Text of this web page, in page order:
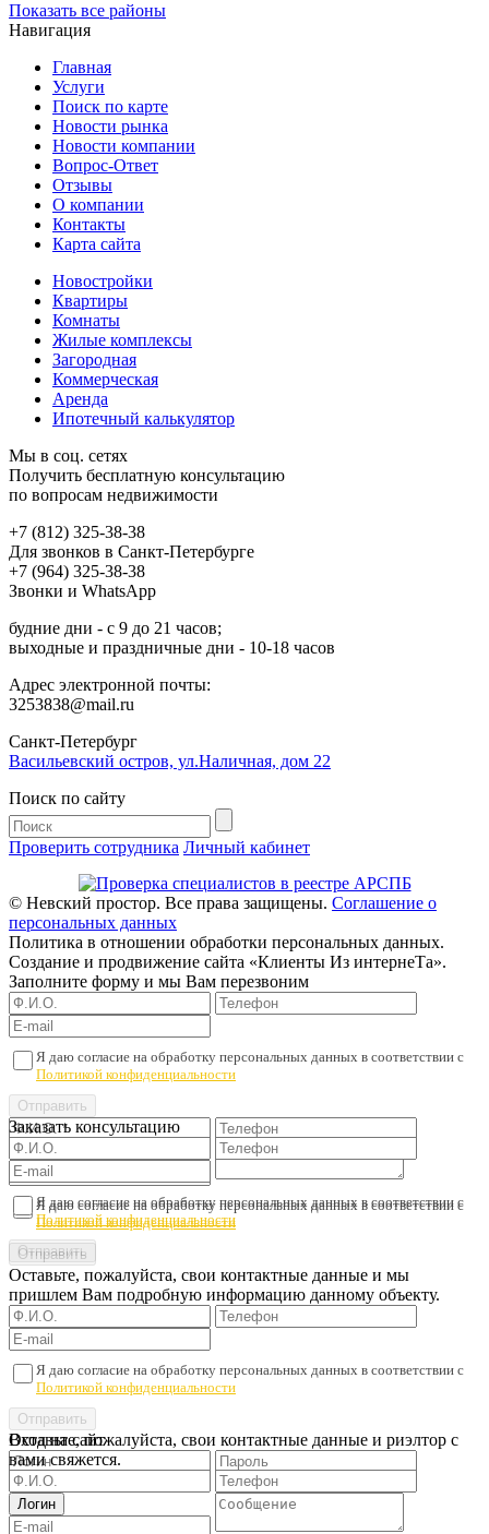
Показать все районы
Навигация
Главная
Услуги
Поиск по карте
Новости рынка
Новости компании
Вопрос-Ответ
Отзывы
О компании
Контакты
Карта сайта
Новостройки
Квартиры
Комнаты
Жилые комплексы
Загородная
Коммерческая
Аренда
Ипотечный калькулятор
Мы в соц. сетях
Получить бесплатную консультацию
по вопросам недвижимости
+7 (812) 325-38-38
Для звонков в Санкт-Петербурге
+7 (964) 325-38-38
Звонки и WhatsApp
будние дни - с 9 до 21 часов;
выходные и праздничные дни - 10-18 часов
Адрес электронной почты:
3253838@mail.ru
Cанкт-Петербург
Васильевский остров, ул.Наличная, дом 22
Поиск по сайту
Проверить сотрудника Личный кабинет
© Невский простор. Все права защищены. Соглашение о
персональных данных
Политика в отношении обработки персональных данных.
Создание и продвижение сайта «Клиенты Из интернеТа».
Заполните форму и мы Вам перезвоним
Я даю согласие на обработку персональных данных в соответствии с
Политикой конфиденциальности
Заказать консультацию
Я даю согласие на обработку персональных данных в соответствии с
Политикой конфиденциальности
Я даю согласие на обработку персональных данных в соответствии с
Политикой конфиденциальности
Оставьте, пожалуйста, свои контактные данные и мы
пришлем Вам подробную информацию данному объекту.
Я даю согласие на обработку персональных данных в соответствии с
Политикой конфиденциальности
Оставьте, пожалуйста, свои контактные данные и риэлтор с
вами свяжется.
Вход на сайт